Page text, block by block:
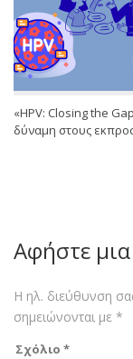
«HPV: Closing the
δύναμη στους
Αφήστε
Η ηλ. διεύθυνση
σημειώνονται με *
Σχόλιο *